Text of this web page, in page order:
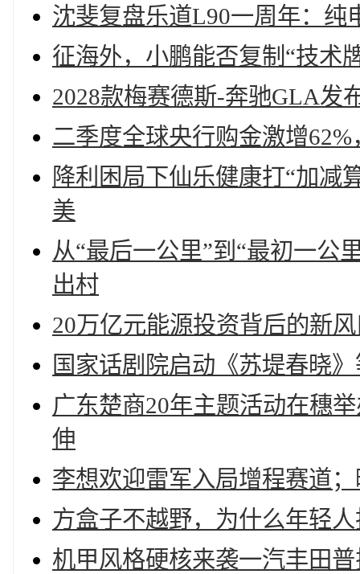
沈斐复盘乐道L90一周年：纯
征海外，小鹏能否复制“技术
2028款梅赛德斯-奔驰GLA发
二季度全球央行购金激增
降利困局下仙乐健康打“加减
美
从“最后一公里”到“最初一公
出村
20万亿元能源投资背后的新
国家话剧院启动《苏堤春晓
广东楚商20年主题活动在穗
伸
李想欢迎雷军入局增程赛道
方盒子不越野，为什么年轻
机甲风格硬核来袭一汽丰田